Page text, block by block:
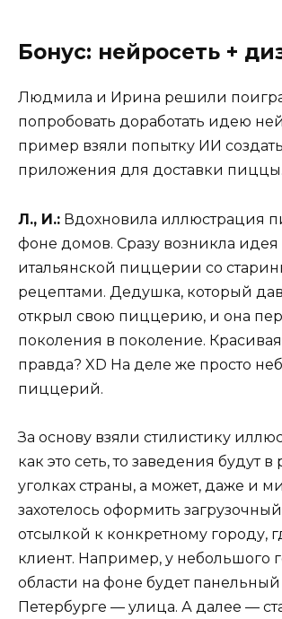
Бонус: нейросеть +
Людмила и Ирина решили
попробовать доработать идею
пример взяли попытку ИИ
приложения для доставки пиццы.
Л., И.: Вдохновила иллюстрация
фоне домов. Сразу возникла
итальянской пиццерии со
рецептами. Дедушка, который
открыл свою пиццерию, и она
поколения в поколение.
правда? XD На деле же просто
пиццерий.
За основу взяли стилистику
как это сеть, то заведения будут в
уголках страны, а может, даже и
захотелось оформить
отсылкой к конкретному городу,
клиент. Например, у небольшого
области на фоне будет
Петербурге — улица. А далее —